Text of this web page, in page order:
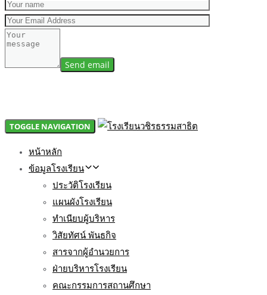
TOGGLE NAVIGATION
หน้าหลัก
ข้อมูลโรงเรียน
ประวัติโรงเรียน
แผนผังโรงเรียน
ทำเนียบผู้บริหาร
วิสัยทัศน์ พันธกิจ
สารจากผู้อำนวยการ
ฝ่ายบริหารโรงเรียน
คณะกรรมการสถานศึกษา